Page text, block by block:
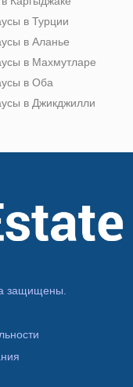
в Турции
в Аланье
в Махмутларе
в Оба
в Джикджилли
защищены.